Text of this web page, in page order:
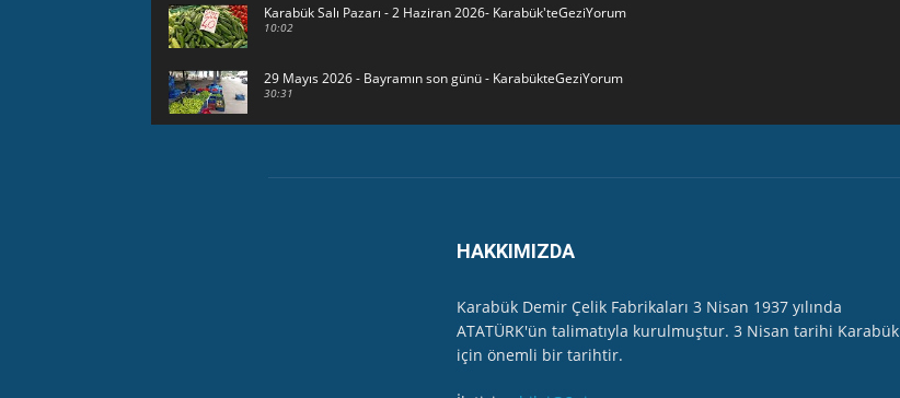
Karabük Salı Pazarı - 2 Haziran 2026- Karabük'teGeziYorum
10:02
29 Mayıs 2026 - Bayramın son günü - KarabükteGeziYorum
30:31
Gazeteci İlhan Alpboğa Karabük'te hangi Kurumun İl Müdürünü çok sert dille eleştirdi...
HAKKIMIZDA
Karabük Demir Çelik Fabrikaları 3 Nisan 1937 yılında
ATATÜRK'ün talimatıyla kurulmuştur. 3 Nisan tarihi Karabük
için önemli bir tarihtir.